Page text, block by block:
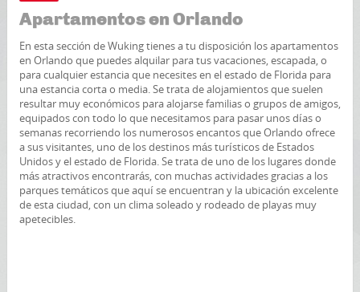
Apartamentos en Orlando
En esta sección de Wuking tienes a tu disposición los apartamentos
en Orlando que puedes alquilar para tus vacaciones, escapada, o
para cualquier estancia que necesites en el estado de Florida para
una estancia corta o media. Se trata de alojamientos que suelen
resultar muy económicos para alojarse familias o grupos de amigos,
equipados con todo lo que necesitamos para pasar unos días o
semanas recorriendo los numerosos encantos que Orlando ofrece
a sus visitantes, uno de los destinos más turísticos de Estados
Unidos y el estado de Florida. Se trata de uno de los lugares donde
más atractivos encontrarás, con muchas actividades gracias a los
parques temáticos que aquí se encuentran y la ubicación excelente
de esta ciudad, con un clima soleado y rodeado de playas muy
apetecibles.